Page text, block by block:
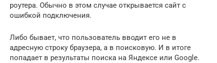
роутера. Обычно в этом случае открывается сайт с
ошибкой подключения.
Либо бывает, что пользователь вводит его не в
адресную строку браузера, а в поисковую. И в итоге
попадает в результаты поиска на Яндексе или Google.